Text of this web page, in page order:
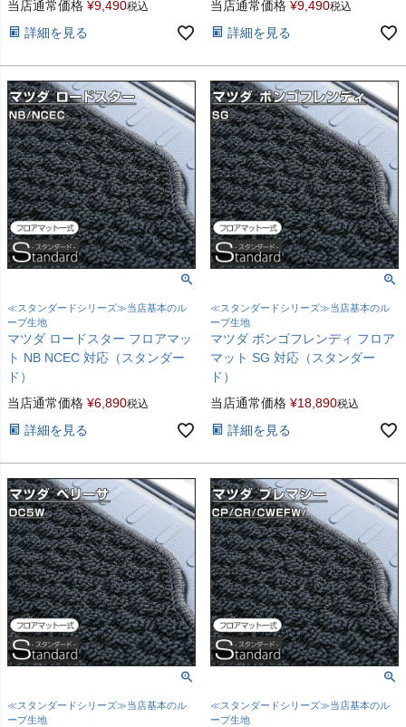
当店通常価格 ¥9,490税込
詳細を見る
当店通常価格 ¥9,490税込
詳細を見る
≪スタンダードシリーズ≫当店基本のル
ープ生地
マツダ ロードスター フロアマッ
ト NB NCEC 対応（スタンダー
ド）
当店通常価格 ¥6,890税込
詳細を見る
≪スタンダードシリーズ≫当店基本のル
ープ生地
マツダ ボンゴフレンディ フロア
マット SG 対応（スタンダー
ド）
当店通常価格 ¥18,890税込
詳細を見る
≪スタンダードシリーズ≫当店基本のル
ープ生地
≪スタンダードシリーズ≫当店基本のル
ープ生地